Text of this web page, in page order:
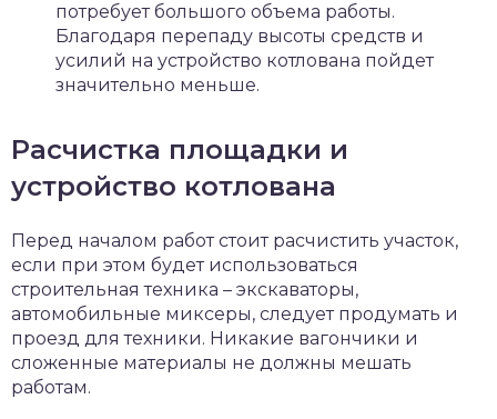
потребует большого объема работы.
Благодаря перепаду высоты средств и
усилий на устройство котлована пойдет
значительно меньше.
Расчистка площадки и
устройство котлована
Перед началом работ стоит расчистить участок,
если при этом будет использоваться
строительная техника – экскаваторы,
автомобильные миксеры, следует продумать и
проезд для техники. Никакие вагончики и
сложенные материалы не должны мешать
работам.